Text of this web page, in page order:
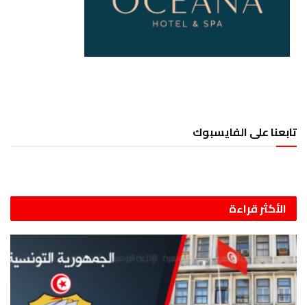
تابعنا على الفايسبوك
الأكثر قراءة